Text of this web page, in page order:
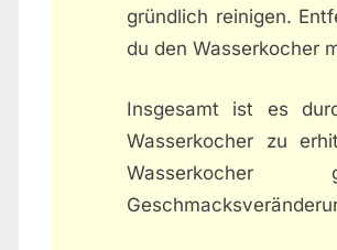
gründlich reinigen.
du den Wasserkocher
Insgesamt ist es
Wasserkocher zu
Wasserkocher